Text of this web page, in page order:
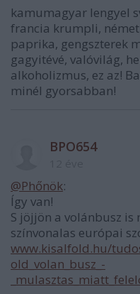
kamumagyar lengyel
francia krumpli,
paprika, gengszterek
gagyitévé, valóvilág,
alkoholizmus, ez az!
minél gyorsabban!
BPO654
@Phőnök:
Így van!
S jöjjön a volánbusz is
színvonalas európai
www.kisalfold.hu/
old_volan_busz_-